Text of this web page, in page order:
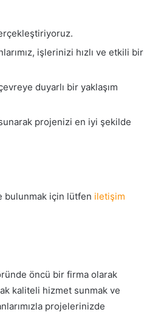
işlerinizi hızlı ve etkili bir
duyarlı bir yaklaşım
projenizi en iyi şekilde
bulunmak için lütfen iletişim
öncü bir firma olarak
kaliteli hizmet sunmak ve
projelerinizde